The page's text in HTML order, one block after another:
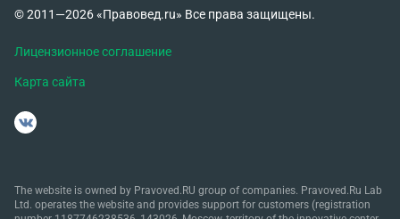
© 2011—2026 «Правовед.ru» Все права защищены.
Лицензионное соглашение
Карта сайта
The website is owned by Pravoved.RU group of companies. Pravoved.Ru Lab
Ltd. operates the website and provides support for customers (registration